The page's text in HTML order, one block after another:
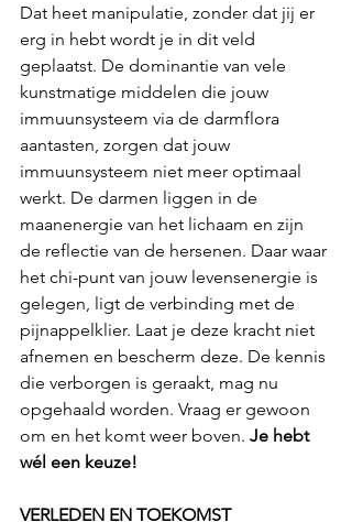
Dat heet manipulatie, zonder dat jij er
erg in hebt wordt je in dit veld
geplaatst. De dominantie van vele
kunstmatige middelen die jouw
immuunsysteem via de darmflora
aantasten, zorgen dat jouw
immuunsysteem niet meer optimaal
werkt. De darmen liggen in de
maanenergie van het lichaam en zijn
de reflectie van de hersenen. Daar waar
het chi-punt van jouw levensenergie is
gelegen, ligt de verbinding met de
pijnappelklier. Laat je deze kracht niet
afnemen en bescherm deze. De kennis
die verborgen is geraakt, mag nu
opgehaald worden. Vraag er gewoon
om en het komt weer boven. Je hebt
wél een keuze!
VERLEDEN EN TOEKOMST